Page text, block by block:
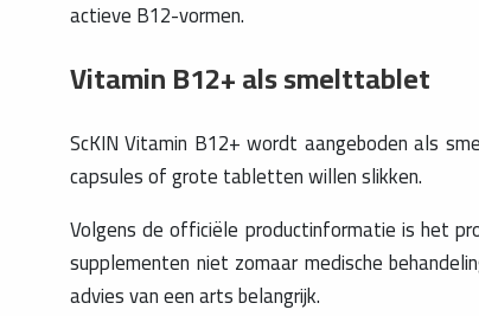
actieve B12-vormen.
Vitamin B12+ als smelttablet
ScKIN Vitamin B12+ wordt aangeboden als
capsules of grote tabletten willen slikken.
Volgens de officiële productinformatie is het
supplementen niet zomaar medische
advies van een arts belangrijk.